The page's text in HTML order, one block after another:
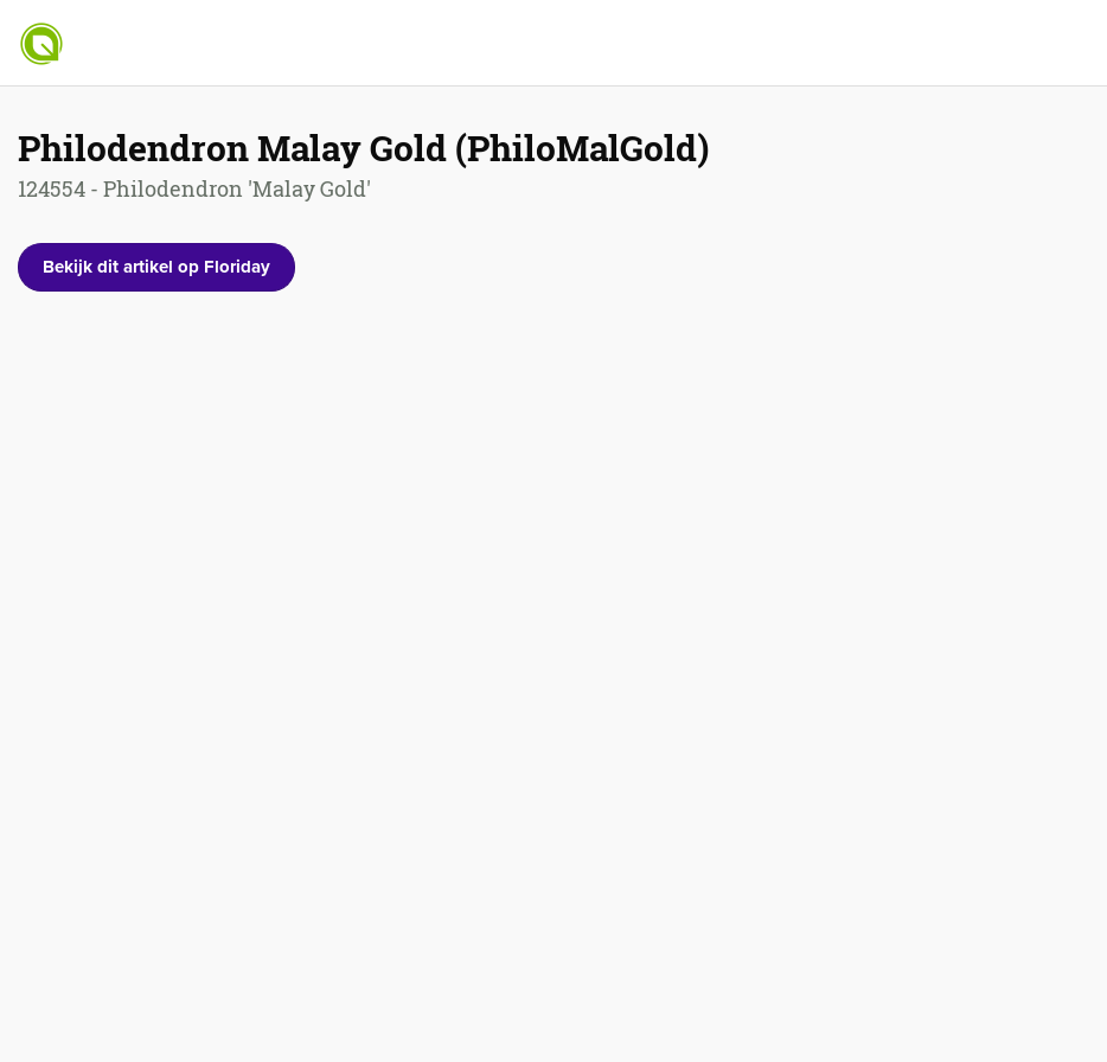
Philodendron Malay Gold (PhiloMalGold)
124554 - Philodendron 'Malay Gold'
Bekijk dit artikel op Floriday